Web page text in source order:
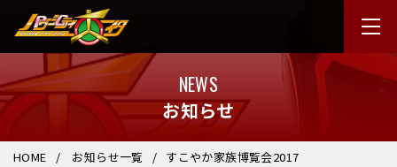
NEWS
お知らせ
HOME お知らせ一覧 すこやか家族博覧会2017